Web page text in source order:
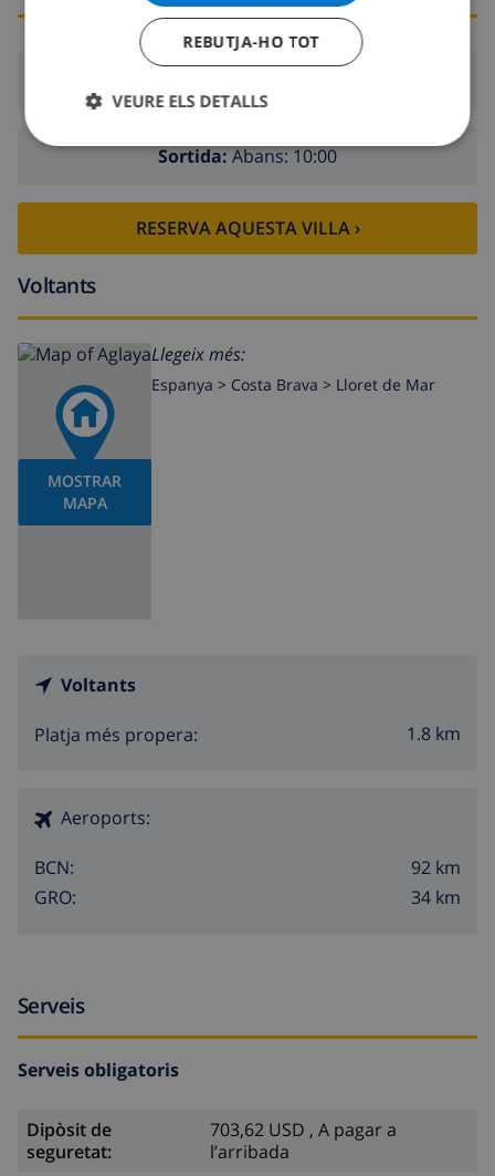
Sortida:Abans: 10:00
RESERVA AQUESTA VILLA ›
Voltants
MOSTRAR
MAPA
Llegeix més:
Espanya > Costa Brava > Lloret de Mar
Voltants
Platja més propera: 1.8 km
Aeroports:
BCN:
92 km
GRO:
34 km
Serveis
Serveis obligatoris
Dipòsit de
seguretat:
703,62 USD , A pagar a
l’arribada
REBUTJA-HO TOT
VEURE ELS DETALLS